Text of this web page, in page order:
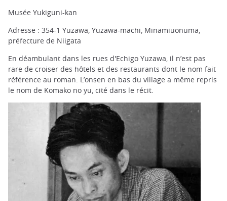
Musée Yukiguni-kan
Adresse : 354-1 Yuzawa, Yuzawa-machi, Minamiuonuma,
préfecture de Niigata
En déambulant dans les rues d'Echigo Yuzawa, il n’est pas
rare de croiser des hôtels et des restaurants dont le nom fait
référence au roman. L’onsen en bas du village a même repris
le nom de Komako no yu, cité dans le récit.